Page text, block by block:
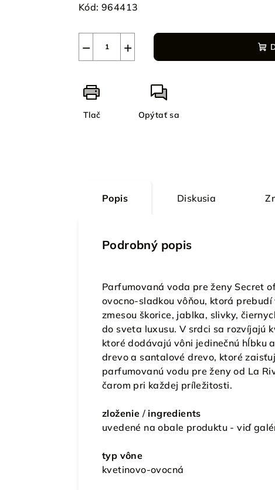
Kód: 964413
+
−
Tlač Opýtať sa
Popis Diskusia
Podrobný popis
Parfumovaná voda pre ženy Secret
ovocno-sladkou vôňou, ktorá
zmesou škorice, jablka, slivky,
do sveta luxusu. V srdci sa rozvíjajú
ktoré dodávajú vôni jedinečnú hĺbku
drevo a santalové drevo, ktoré
parfumovanú vodu pre ženy od La
čarom pri každej príležitosti.
zloženie / ingredients
uvedené na obale produktu - viď
typ vône
kvetinovo-ovocná